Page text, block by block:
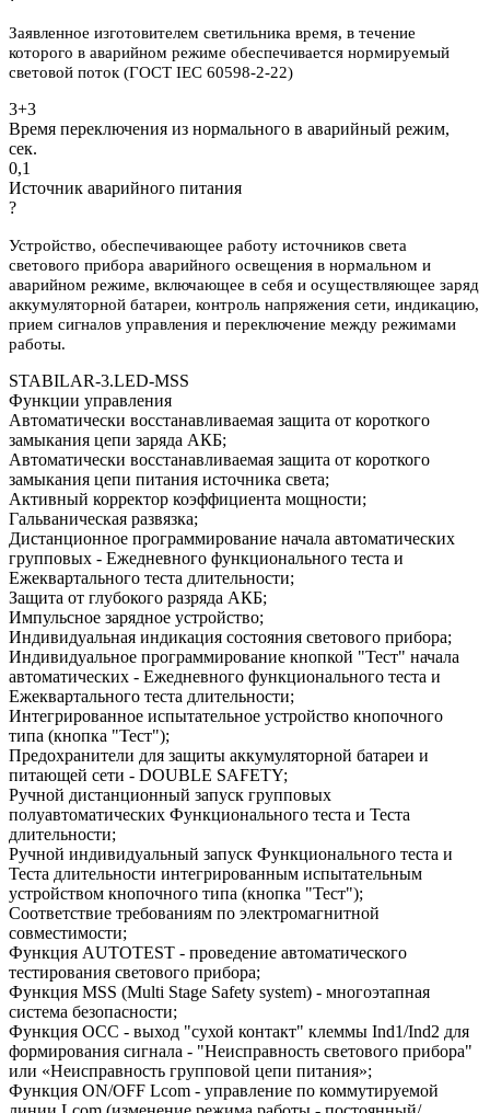
Заявленное изготовителем светильника время, в течение
которого в аварийном режиме обеспечивается нормируемый
световой поток (ГОСТ IEC 60598-2-22)
3+3
Время переключения из нормального в аварийный режим,
сек.
0,1
Источник аварийного питания
?
Устройство, обеспечивающее работу источников света
светового прибора аварийного освещения в нормальном и
аварийном режиме, включающее в себя и осуществляющее заряд
аккумуляторной батареи, контроль напряжения сети, индикацию,
прием сигналов управления и переключение между режимами
работы.
STABILAR-3.LED-MSS
Функции управления
Автоматически восстанавливаемая защита от короткого
замыкания цепи заряда АКБ;
Автоматически восстанавливаемая защита от короткого
замыкания цепи питания источника света;
Активный корректор коэффициента мощности;
Гальваническая развязка;
Дистанционное программирование начала автоматических
групповых - Ежедневного функционального теста и
Ежеквартального теста длительности;
Защита от глубокого разряда АКБ;
Импульсное зарядное устройство;
Индивидуальная индикация состояния светового прибора;
Индивидуальное программирование кнопкой "Тест" начала
автоматических - Ежедневного функционального теста и
Ежеквартального теста длительности;
Интегрированное испытательное устройство кнопочного
типа (кнопка "Тест");
Предохранители для защиты аккумуляторной батареи и
питающей сети - DOUBLE SAFETY;
Ручной дистанционный запуск групповых
полуавтоматических Функционального теста и Теста
длительности;
Ручной индивидуальный запуск Функционального теста и
Теста длительности интегрированным испытательным
устройством кнопочного типа (кнопка "Тест");
Соответствие требованиям по электромагнитной
совместимости;
Функция AUTOTEST - проведение автоматического
тестирования светового прибора;
Функция MSS (Multi Stage Safety system) - многоэтапная
система безопасности;
Функция OCC - выход "сухой контакт" клеммы Ind1/Ind2 для
формирования сигнала - "Неисправность светового прибора"
или «Неисправность групповой цепи питания»;
Функция ON/OFF Lcom - управление по коммутируемой